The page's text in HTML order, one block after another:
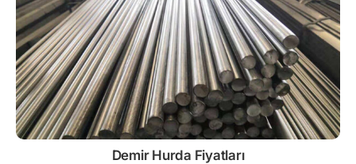
Demir Hurda Fiyatları